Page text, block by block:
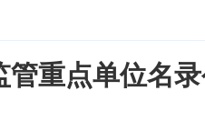
管重点单位名